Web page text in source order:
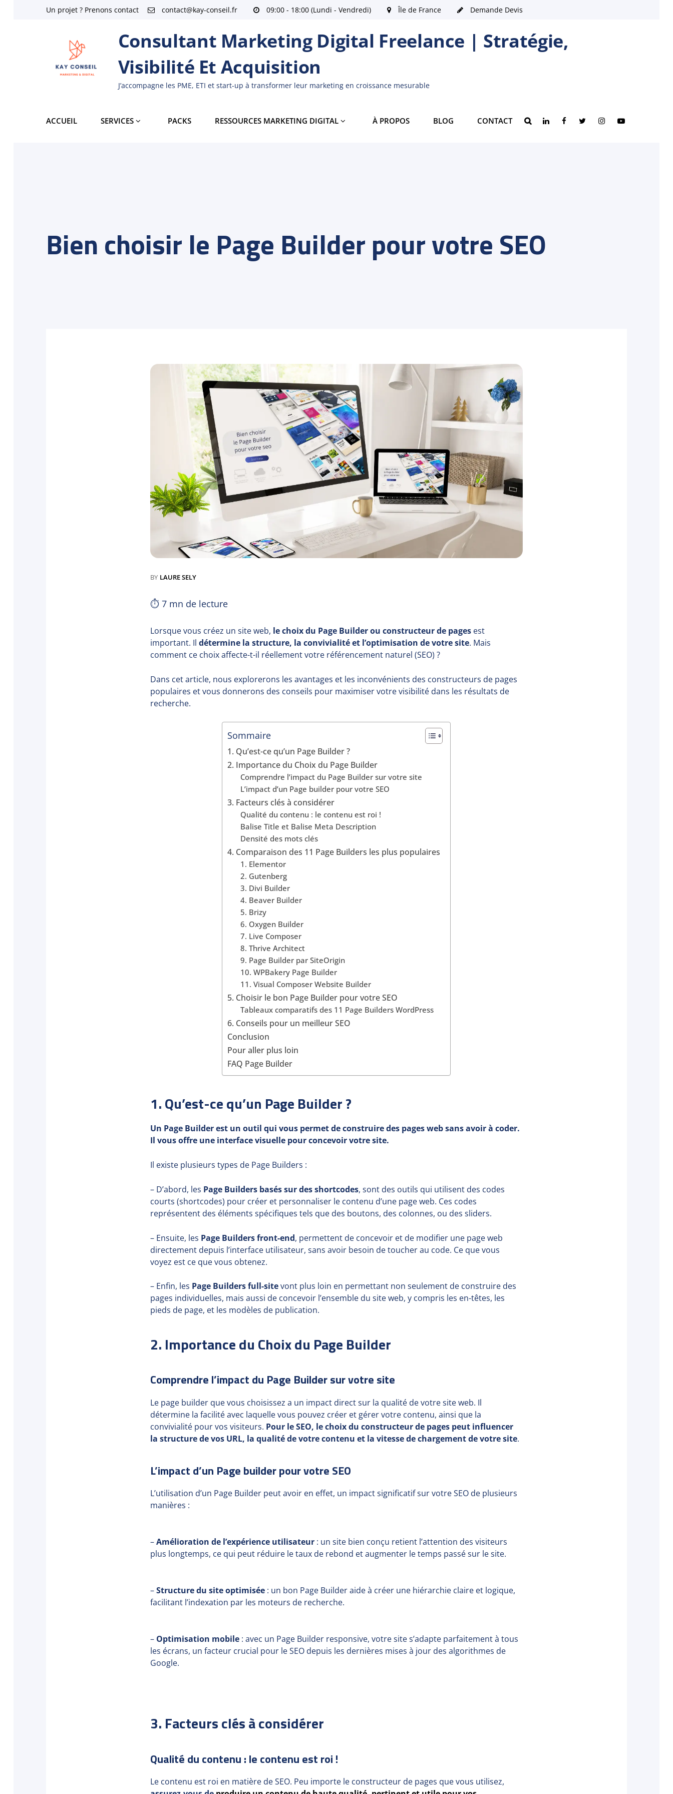
Un projet ? Prenons contact contact@kay-conseil.fr 09:00 - 18:00 (Lundi - Vendredi) Île de France Demande Devis
Consultant Marketing Digital Freelance | Stratégie,
Visibilité Et Acquisition
J’accompagne les PME, ETI et start-up à transformer leur marketing en croissance mesurable
ACCUEIL SERVICES PACKS RESSOURCES MARKETING DIGITAL À PROPOS BLOG CONTACT SEARCHLINKEDINFACEBOOK
TWITTERINSTAGRAM
YOUTUBE
Bien choisir le Page Builder pour votre SEO
BY LAURE SELY
⏱ 7 mn de lecture
Lorsque vous créez un site web, le choix du Page Builder ou constructeur de pages est
important. Ildétermine la structure, la convivialité et l’optimisation de votre site. Mais
comment ce choix affecte-t-il réellement votre référencement naturel (SEO) ?
Dans cet article, nous explorerons les avantages et les inconvénients des constructeurs de pages
populaires et vous donnerons des conseils pour maximiser votre visibilité dans les résultats de
recherche.
Sommaire
1. Qu’est-ce qu’un Page Builder ?
2. Importance du Choix du Page Builder
Comprendre l’impact du Page Builder sur votre site
L’impact d’un Page builder pour votre SEO
3. Facteurs clés à considérer
Qualité du contenu : le contenu est roi !
Balise Title et Balise Meta Description
Densité des mots clés
4. Comparaison des 11 Page Builders les plus populaires
1. Elementor
2. Gutenberg
3. Divi Builder
4. Beaver Builder
5. Brizy
6. Oxygen Builder
7. Live Composer
8. Thrive Architect
9. Page Builder par SiteOrigin
10. WPBakery Page Builder
11. Visual Composer Website Builder
5. Choisir le bon Page Builder pour votre SEO
Tableaux comparatifs des 11 Page Builders WordPress
6. Conseils pour un meilleur SEO
Conclusion
Pour aller plus loin
FAQ Page Builder
1. Qu’est-ce qu’un Page Builder ?
Un Page Builder est un outil qui vous permet de construire des pages web sans avoir à coder.
Il vous offre une interface visuelle pour concevoir votre site.
Il existe plusieurs types de Page Builders :
– D’abord, les Page Builders basés sur des shortcodes, sont des outils qui utilisent des codes
courts (shortcodes) pour créer et personnaliser le contenu d’une page web. Ces codes
représentent des éléments spécifiques tels que des boutons, des colonnes, ou des sliders.
– Ensuite, les Page Builders front-end, permettent de concevoir et de modifier une page web
directement depuis l’interface utilisateur, sans avoir besoin de toucher au code. Ce que vous
voyez est ce que vous obtenez.
– Enfin, les Page Builders full-sitevont plus loin en permettant non seulement de construire des
pages individuelles, mais aussi de concevoir l’ensemble du site web, y compris les en-têtes, les
pieds de page, et les modèles de publication.
2. Importance du Choix du Page Builder
Comprendre l’impact du Page Builder sur votre site
Le page builder que vous choisissez a un impact direct sur la qualité de votre site web. Il
détermine la facilité avec laquelle vous pouvez créer et gérer votre contenu, ainsi que la
convivialité pour vos visiteurs. Pour le SEO, le choix du constructeur de pages peut influencer
la structure de vos URL, la qualité de votre contenu et la vitesse de chargement de votre site.
L’impact d’un Page builder pour votre SEO
L’utilisation d’un Page Builder peut avoir en effet, un impact significatif sur votre SEO de plusieurs
manières :
–Amélioration de l’expérience utilisateur : un site bien conçu retient l’attention des visiteurs
plus longtemps, ce qui peut réduire le taux de rebond et augmenter le temps passé sur le site.
–Structure du site optimisée : un bon Page Builder aide à créer une hiérarchie claire et logique,
facilitant l’indexation par les moteurs de recherche.
– Optimisation mobile : avec un Page Builder responsive, votre site s’adapte parfaitement à tous
les écrans, un facteur crucial pour le SEO depuis les dernières mises à jour des algorithmes de
Google.
3. Facteurs clés à considérer
Qualité du contenu : le contenu est roi !
Le contenu est roi en matière de SEO. Peu importe le constructeur de pages que vous utilisez,